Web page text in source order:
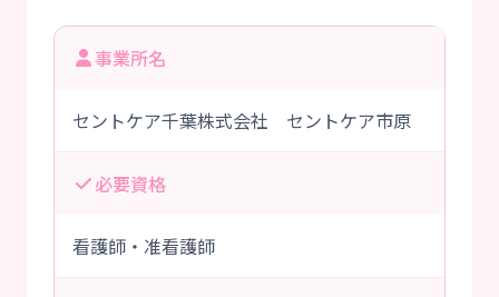
事業所名
セントケア千葉株式会社 セントケア市原
必要資格
看護師・准看護師